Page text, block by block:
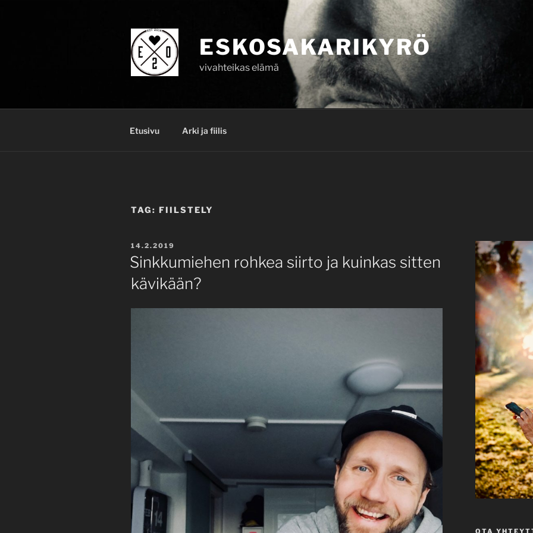
ESKOSAKARIKYRÖ
vivahteikas elämä
Etusivu Arki ja fiilis
TAG: FIILSTELY
POSTED
ON
14.2.2019
Sinkkumiehen rohkea siirto ja kuinkas sitten
kävikään?